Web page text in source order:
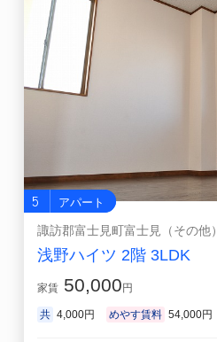
5 アパート
諏訪郡富士見町富士見（その他）
浅野ハイツ 2階 3LDK
家賃 50,000 円
共 4,000円 めやす賃料 54,000円